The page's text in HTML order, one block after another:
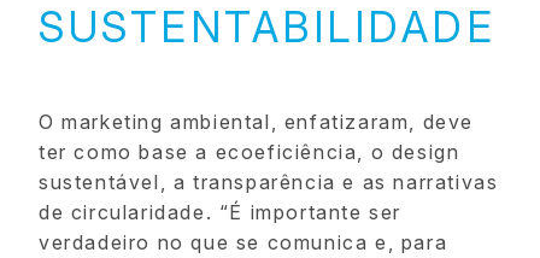
SUSTENTABILIDADE
O marketing ambiental, enfatizaram, deve
ter como base a ecoeficiência, o design
sustentável, a transparência e as narrativas
de circularidade. “É importante ser
verdadeiro no que se comunica e, para